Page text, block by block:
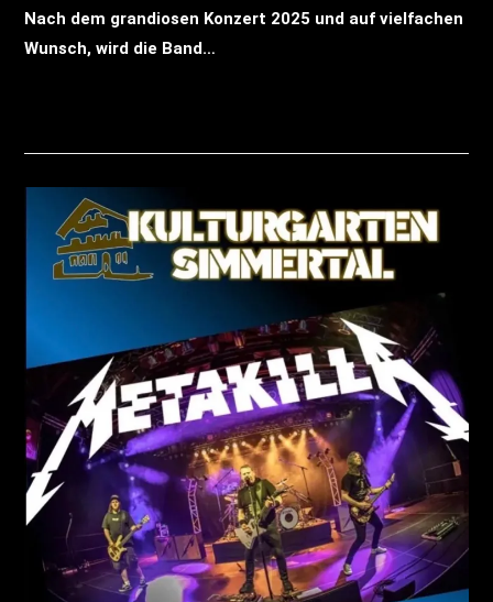
Nach dem grandiosen Konzert 2025 und auf vielfachen
Wunsch, wird die Band…